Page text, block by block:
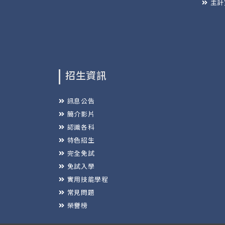
主
招生資訊
訊息公告
簡介影片
認識各科
特色招生
完全免試
免試入學
實用技能學程
常見問題
榮譽榜